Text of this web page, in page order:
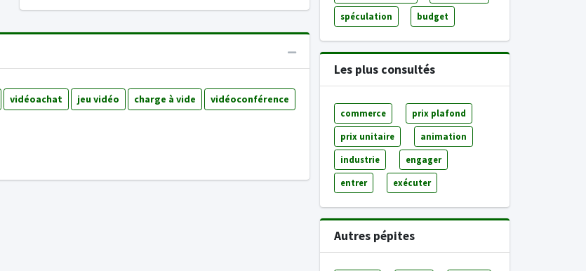
vidéoachat jeu vidéo charge à vide vidéoconférence
spéculation budget
Les plus consultés
commerce prix plafond
prix unitaire animation
industrie engager
entrer exécuter
Autres pépites